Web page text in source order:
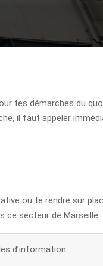
tes démarches du
il faut appeler
ou te rendre sur
ce secteur de Marseille.
d’information.